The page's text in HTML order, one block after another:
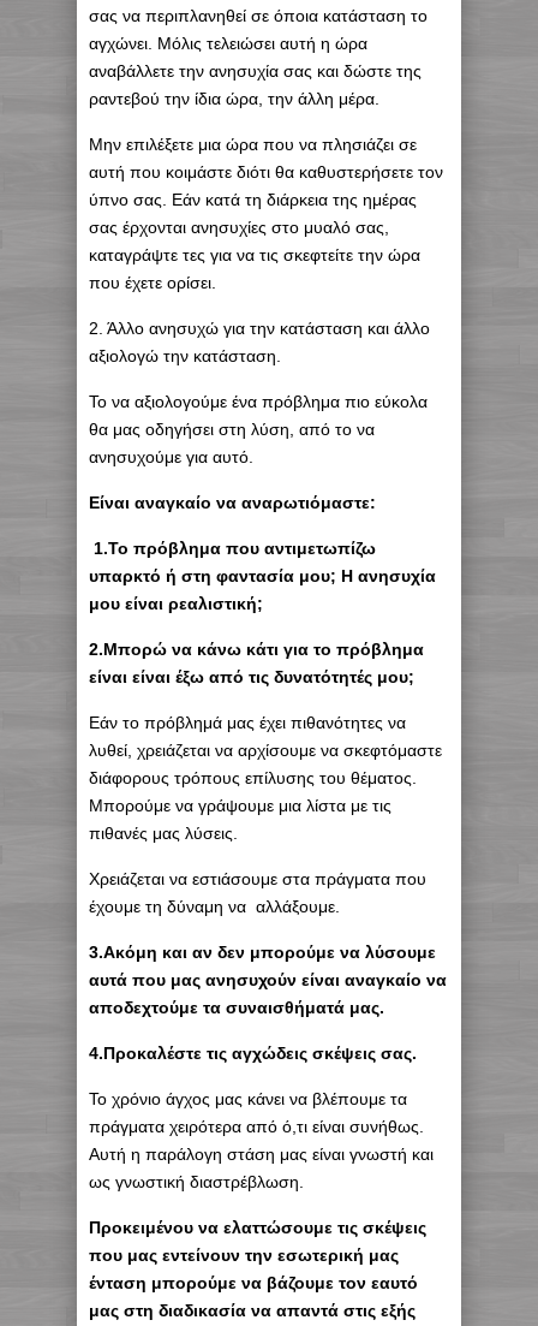
σας να περιπλανηθεί σε όποια κατάσταση το
αγχώνει. Μόλις τελειώσει αυτή η ώρα
αναβάλλετε την ανησυχία σας και δώστε της
ραντεβού την ίδια ώρα, την άλλη μέρα.
Μην επιλέξετε μια ώρα που να πλησιάζει σε
αυτή που κοιμάστε διότι θα καθυστερήσετε τον
ύπνο σας. Εάν κατά τη διάρκεια της ημέρας
σας έρχονται ανησυχίες στο μυαλό σας,
καταγράψτε τες για να τις σκεφτείτε την ώρα
που έχετε ορίσει.
2. Άλλο ανησυχώ για την κατάσταση και άλλο
αξιολογώ την κατάσταση.
Το να αξιολογούμε ένα πρόβλημα πιο εύκολα
θα μας οδηγήσει στη λύση, από το να
ανησυχούμε για αυτό.
Είναι αναγκαίο να αναρωτιόμαστε:
1.Το πρόβλημα που αντιμετωπίζω
υπαρκτό ή στη φαντασία μου; Η ανησυχία
μου είναι ρεαλιστική;
2.Μπορώ να κάνω κάτι για το πρόβλημα
είναι είναι έξω από τις δυνατότητές μου;
Εάν το πρόβλημά μας έχει πιθανότητες να
λυθεί, χρειάζεται να αρχίσουμε να σκεφτόμαστε
διάφορους τρόπους επίλυσης του θέματος.
Μπορούμε να γράψουμε μια λίστα με τις
πιθανές μας λύσεις.
Χρειάζεται να εστιάσουμε στα πράγματα που
έχουμε τη δύναμη να αλλάξουμε.
3.Ακόμη και αν δεν μπορούμε να λύσουμε
αυτά που μας ανησυχούν είναι αναγκαίο να
αποδεχτούμε τα συναισθήματά μας.
4.Προκαλέστε τις αγχώδεις σκέψεις σας.
Το χρόνιο άγχος μας κάνει να βλέπουμε τα
πράγματα χειρότερα από ό,τι είναι συνήθως.
Αυτή η παράλογη στάση μας είναι γνωστή και
ως γνωστική διαστρέβλωση.
Προκειμένου να ελαττώσουμε τις σκέψεις
που μας εντείνουν την εσωτερική μας
ένταση μπορούμε να βάζουμε τον εαυτό
μας στη διαδικασία να απαντά στις εξής